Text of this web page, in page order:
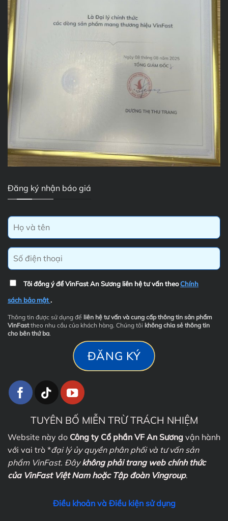
Đăng ký nhận báo giá
Tôi đồng ý để VinFast An Sương liên hệ tư vấn theoChính
sách bảo mật.
Thông tin được sử dụng để liên hệ tư vấn và cung cấp thông tin sản phẩm
VinFasttheo nhu cầu của khách hàng. Chúng tôi không chia sẻ thông tin
cho bên thứ ba.
TUYÊN BỐ MIỄN TRỪ TRÁCH NHIỆM
Website này do Công ty Cổ phần VF An Sương vận hành
với vai trò *đại lý ủy quyền phân phối và tư vấn sản
phẩm VinFast. Đâykhông phải trang web chính thức
của VinFast Việt Nam hoặc Tập đoàn Vingroup.
Điều khoản và Điều kiện sử dụng